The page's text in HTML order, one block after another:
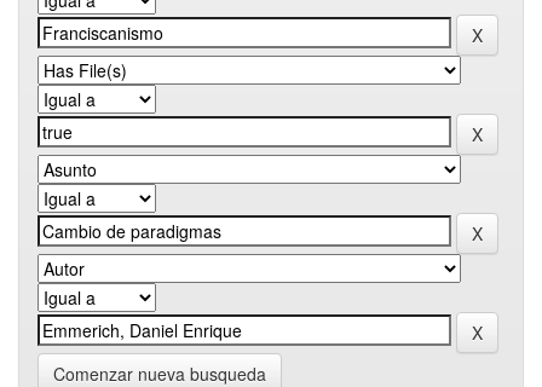
Comenzar nueva busqueda